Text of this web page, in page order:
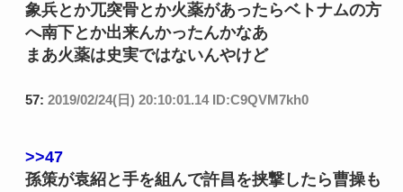
象兵とか兀突骨とか火薬があったらベトナムの方
へ南下とか出来んかったんかなあ
まあ火薬は史実ではないんやけど
57: 2019/02/24(日) 20:10:01.14 ID:C9QVM7kh0
>>47
孫策が袁紹と手を組んで許昌を挟撃したら曹操も